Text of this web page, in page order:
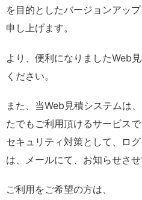
を目的としたバージョンアッ
申し上げます。
より、便利になりましたWeb
ください。
また、当Web見積システムは
たでもご利用頂けるサービスで
セキュリティ対策として、ロ
は、メールにて、お知らせさせ
ご利用をご希望の方は、